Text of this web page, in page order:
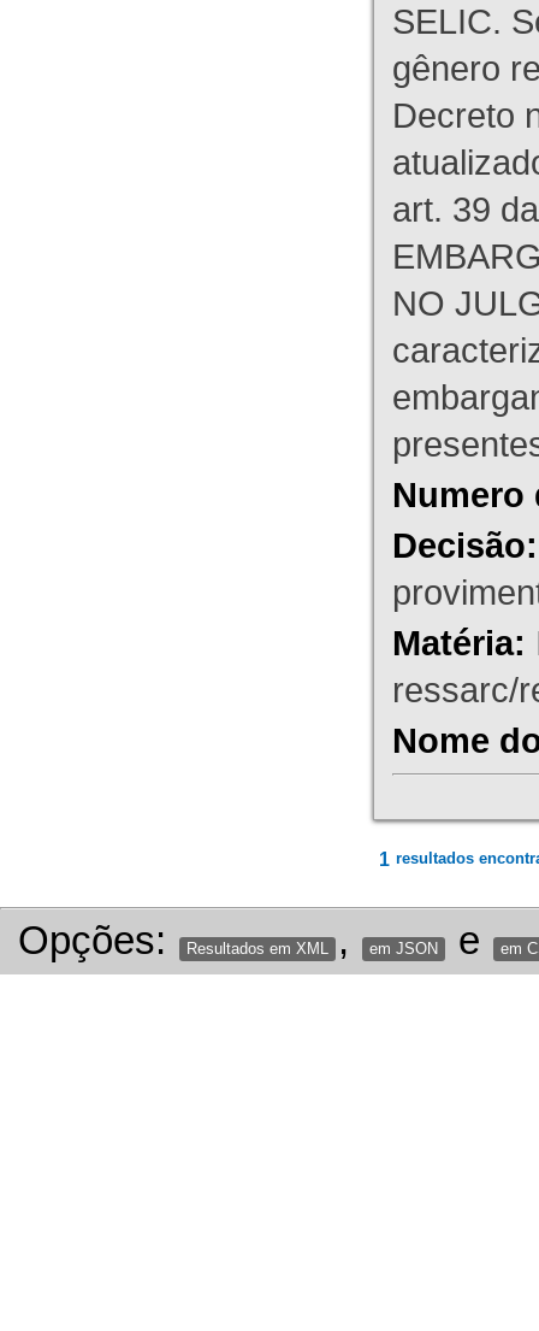
SELIC.
gênero
Decreto
art. 39
NO
Numero
Decisão:
Matéria:
ressarc/
Nome
1 resultados
Opções: Resultados em XML , em JSON e em